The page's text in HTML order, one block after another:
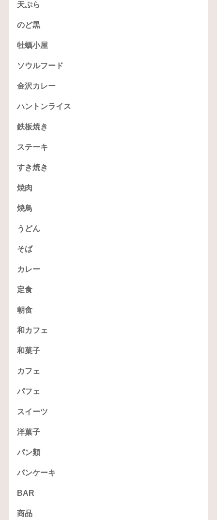
天ぷら
のど黒
牡蠣小屋
ソウルフード
金沢カレー
ハントンライス
鉄板焼き
ステーキ
すき焼き
焼肉
焼鳥
うどん
そば
カレー
定食
朝食
和カフェ
和菓子
カフェ
パフェ
スイーツ
洋菓子
パン類
パンケーキ
BAR
商品